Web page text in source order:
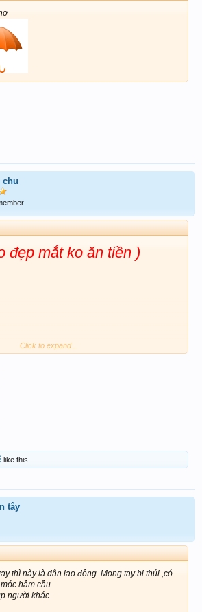
chu
đẹp mắt ko ăn tiền )
73
Click to expand...
like this.
tây
thì này là dân lao động. Mong tay bi thúi ,có
hầm cầu.
người khác.